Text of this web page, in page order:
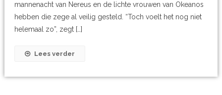
mannenacht van Nereus en de lichte vrouwen van Okeanos
hebben die zege al veilig gesteld. “Toch voelt het nog niet
helemaal zo”, zegt […]
Lees verder